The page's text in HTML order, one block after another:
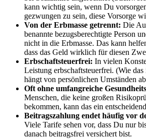
kann wichtig sein, wenn Du
gezwungen zu sein, diese Vorsorge
Von der Erbmasse getrennt: Die
benannte bezugsberechtigte Person
nicht in die Erbmasse. Das kann
dass das Geld wirklich für diesen
Erbschaftsteuerfrei: In vielen
Leistung erbschaftsteuerfrei. (Wie
hängt von persönlichen Umständen
Oft ohne umfangreiche
Menschen, die keine großen
bekommen, kann das ein
Beitragszahlung endet häufig vor
Viele Tarife sehen vor, dass Du nur
danach beitragsfrei versichert bist.